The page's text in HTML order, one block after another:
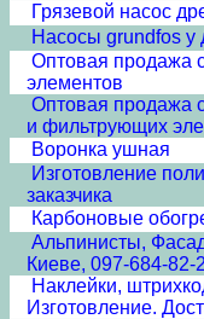
Грязевой насос
Насосы grundfos у
Оптовая продажа
элементов
Оптовая продажа
и фильтрующих
Воронка ушная
Изготовление
заказчика
Карбоновые
Альпинисты,
Киеве, 097-684-82-
Наклейки,
Изготовление.